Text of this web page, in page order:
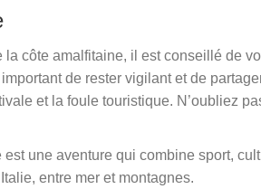
côte amalfitaine, il est conseillé de
de rester vigilant et de
et la foule touristique. N’oubliez
une aventure qui combine sport,
entre mer et montagnes.